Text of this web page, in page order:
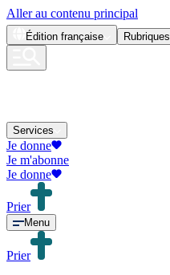
Aller au contenu principal
Édition française Rubriques
Services
Je donne
Je m'abonne
Je donne
Prier
Menu
Prier